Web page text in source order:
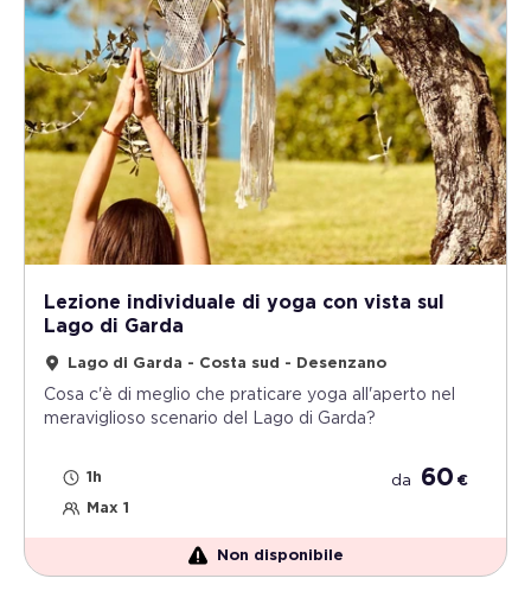
Lezione individuale di yoga con vista sul
Lago di Garda
Lago di Garda - Costa sud - Desenzano
Cosa c'è di meglio che praticare yoga all'aperto nel
meraviglioso scenario del Lago di Garda?
1h
Max 1
da 60 €
Non disponibile